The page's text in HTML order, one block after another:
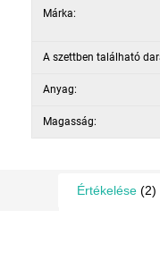
Márka:
A szettben található
Anyag:
Magasság:
Értékelése (2)